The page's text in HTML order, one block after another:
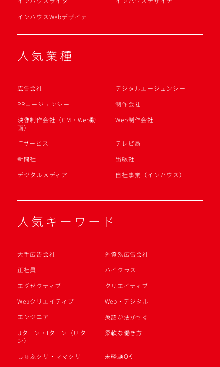
インハウスWebデザイナー
人気業種
広告会社
デジタルエージェンシー
PRエージェンシー
制作会社
映像制作会社（CM・Web動
画）
Web制作会社
ITサービス
テレビ局
新聞社
出版社
デジタルメディア
自社事業（インハウス）
人気キーワード
大手広告会社
外資系広告会社
正社員
ハイクラス
エグゼクティブ
クリエイティブ
Webクリエイティブ
Web・デジタル
エンジニア
英語が活かせる
Uターン・Iターン（UIター
ン）
柔軟な働き方
しゅふクリ・ママクリ
未経験OK